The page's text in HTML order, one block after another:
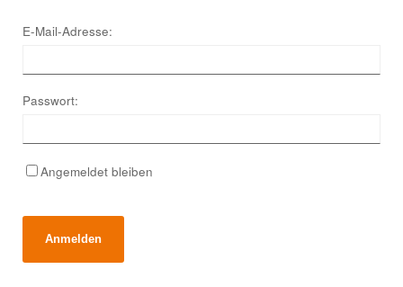
E-Mail-Adresse:
Passwort:
Angemeldet bleiben